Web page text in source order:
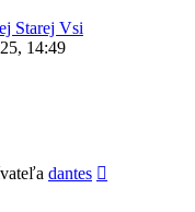
Starej Vsi
14:49
dantes